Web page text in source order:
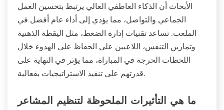
الأبحاث أن الذكاء العاطفي العالي يرتبط بتحسين العمل
الجماعي والتواصل، مما يؤدي إلى أداء عام أفضل في
الملعب. تساعد تقنيات إدارة الضغط، مثل اليقظة الذهنية
وتمارين التنفس، اللاعبين على الحفاظ على الهدوء خلال
اللحظات الحرجة في المباراة، مما يؤثر في النهاية على
قدرتهم على تنفيذ الاستراتيجيات بفعالية.
ما هي التأثيرات الملحوظة لتنظيم المشاعر